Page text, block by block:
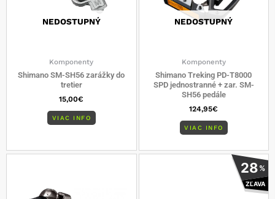
NEDOSTUPNÝ
Komponenty
Shimano SM-SH56 zarážky do
tretier
15,00€
VIAC INFO
NEDOSTUPNÝ
Komponenty
Shimano Treking PD-T8000
SPD jednostranné + zar. SM-
SH56 pedále
124,95€
VIAC INFO
28%
ZĽAVA